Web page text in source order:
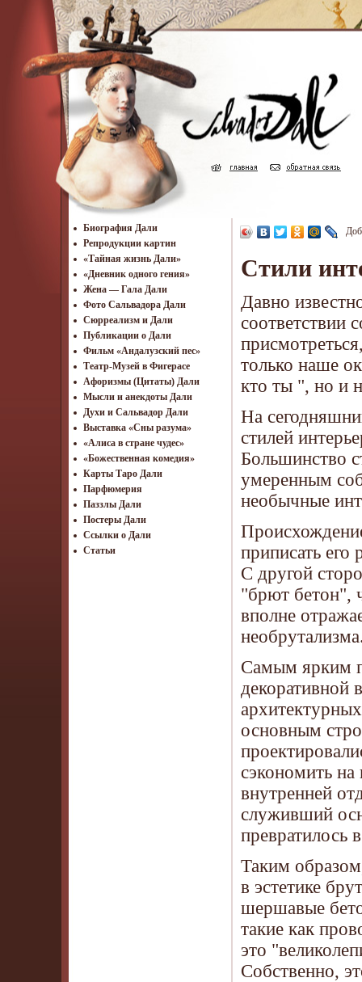
Биография Дали
Репродукции картин
«Тайная жизнь Дали»
«Дневник одного гения»
Жена — Гала Дали
Фото Сальвадора Дали
Cюрреализм и Дали
Публикации о Дали
Фильм «Андалузский пес»
Театр-Музей в Фигерасе
Афоризмы (Цитаты) Дали
Мысли и анекдоты Дали
Духи и Сальвадор Дали
Выставка «Сны разума»
«Алиса в стране чудес»
«Божественная комедия»
Карты Таро Дали
Парфюмерия
Паззлы Дали
Постеры Дали
Ссылки о Дали
Статьи
Стили
Давно
соответствии
только наше
кто ты ", но и
На
стилей
Большинство
умеренным
необычные
приписать
С другой
"брют бетон",
вполне
Самым ярким
декоративной
основным
сэкономить на
внутренней
служивший
превратилось
Таким
в эстетике
шершавые
такие как
это
Собственно,